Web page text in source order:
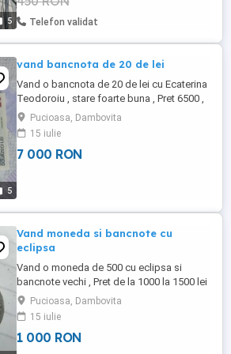
5 Telefon validat
5
vand bancnota de 20 de lei
Vand o bancnota de 20 de lei cu Ecaterina
Teodoroiu , stare foarte buna , Pret 6500 ,
7000 lei usor negociabil .
Pucioasa, Dambovita
15 iulie
7 000 RON
Vand moneda si bancnote cu
eclipsa
Vand o moneda de 500 cu eclipsa si
bancnote vechi , Pret de la 1000 la 1500 lei
Pucioasa, Dambovita
15 iulie
1 000 RON